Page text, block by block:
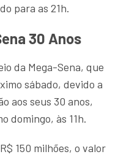
para as 21h.
30 Anos
da Mega-Sena, que
sábado, devido a
aos seus 30 anos,
domingo, às 11h.
150 milhões, o valor